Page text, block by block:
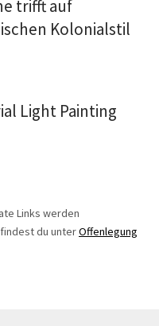
trifft auf
Kolonialstil
Light Painting
Links werden
du unterOffenlegung